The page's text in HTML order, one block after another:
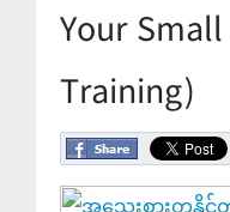
Your
Training)